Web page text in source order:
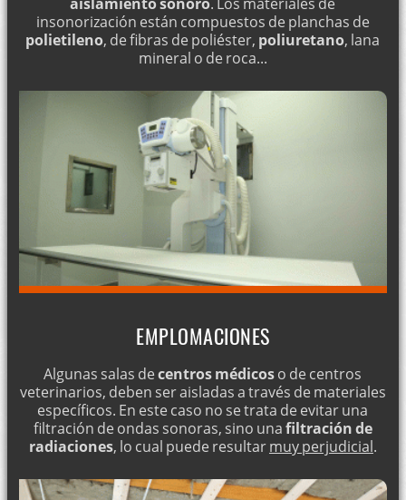
insonorización están compuestos de planchas de
polietileno, de fibras de poliéster, poliuretano, lana
mineral o de roca...
EMPLOMACIONES
Algunas salas decentros médicoso de centros
veterinarios, deben ser aisladas a través de materiales
específicos. En este caso no se trata de evitar una
filtración de ondas sonoras, sino unafiltración de
radiaciones, lo cual puede resultarmuy perjudicial.